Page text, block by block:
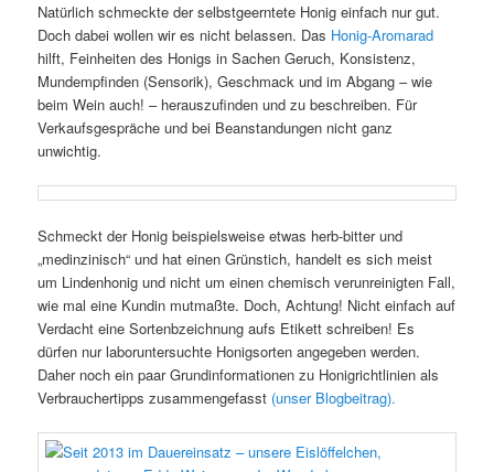
Natürlich schmeckte der selbstgeerntete Honig einfach nur gut.
Doch dabei wollen wir es nicht belassen. Das Honig-Aromarad
hilft, Feinheiten des Honigs in Sachen Geruch, Konsistenz,
Mundempfinden (Sensorik), Geschmack und im Abgang – wie
beim Wein auch! – herauszufinden und zu beschreiben. Für
Verkaufsgespräche und bei Beanstandungen nicht ganz
unwichtig.
Schmeckt der Honig beispielsweise etwas herb-bitter und
„medinzinisch“ und hat einen Grünstich, handelt es sich meist
um Lindenhonig und nicht um einen chemisch verunreinigten Fall,
wie mal eine Kundin mutmaßte. Doch, Achtung! Nicht einfach auf
Verdacht eine Sortenbzeichnung aufs Etikett schreiben! Es
dürfen nur laboruntersuchte Honigsorten angegeben werden.
Daher noch ein paar Grundinformationen zu Honigrichtlinien als
Verbrauchertipps zusammengefasst (unser Blogbeitrag).